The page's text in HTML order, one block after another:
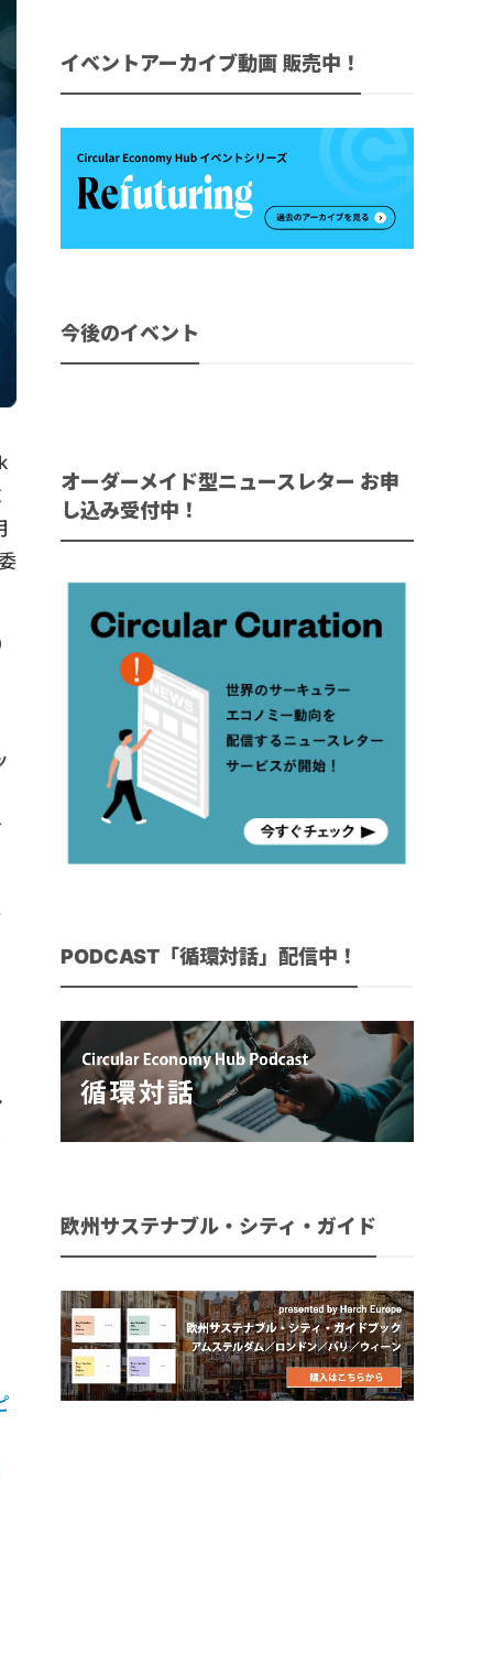
イベントアーカイブ動画 販売中！
今後のイベント
オーダーメイド型ニュースレター お申
し込み受付中！
PODCAST「循環対話」配信中！
欧州サステナブル・シティ・ガイド